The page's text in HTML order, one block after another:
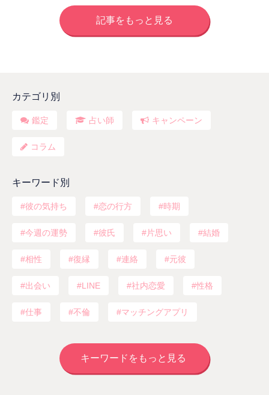
記事をもっと見る
カテゴリ別
鑑定 占い師 キャンペーン
コラム
キーワード別
彼の気持ち 恋の行方 時期
今週の運勢 彼氏 片思い 結婚
相性 復縁 連絡 元彼
出会い LINE 社内恋愛 性格
仕事 不倫 マッチングアプリ
キーワードをもっと見る